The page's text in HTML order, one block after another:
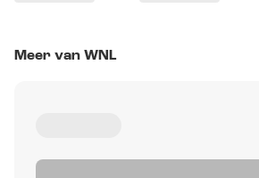
Meer van WNL